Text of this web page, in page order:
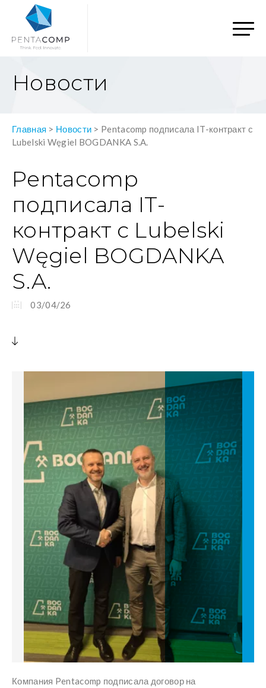
Новости
Главная > Новости > Pentacomp подписала IT-контракт с
Lubelski Węgiel BOGDANKA S.A.
Pentacomp
подписала IT-
контракт с Lubelski
Węgiel BOGDANKA
S.A.
03/04/26
Компания Pentacomp подписала договор на